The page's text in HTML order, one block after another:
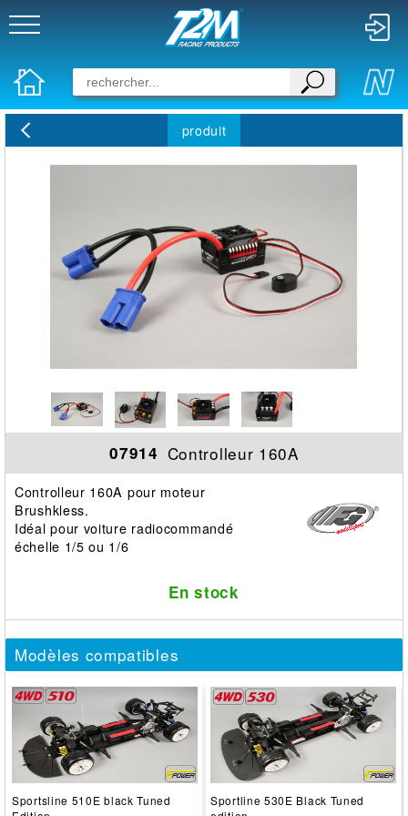
produit
07914 Controlleur 160A
Controlleur 160A pour moteur
Brushkless.
Idéal pour voiture radiocommandé
échelle 1/5 ou 1/6
En stock
Modèles compatibles
Sportsline 510E black Tuned
Sportline 530E Black Tuned